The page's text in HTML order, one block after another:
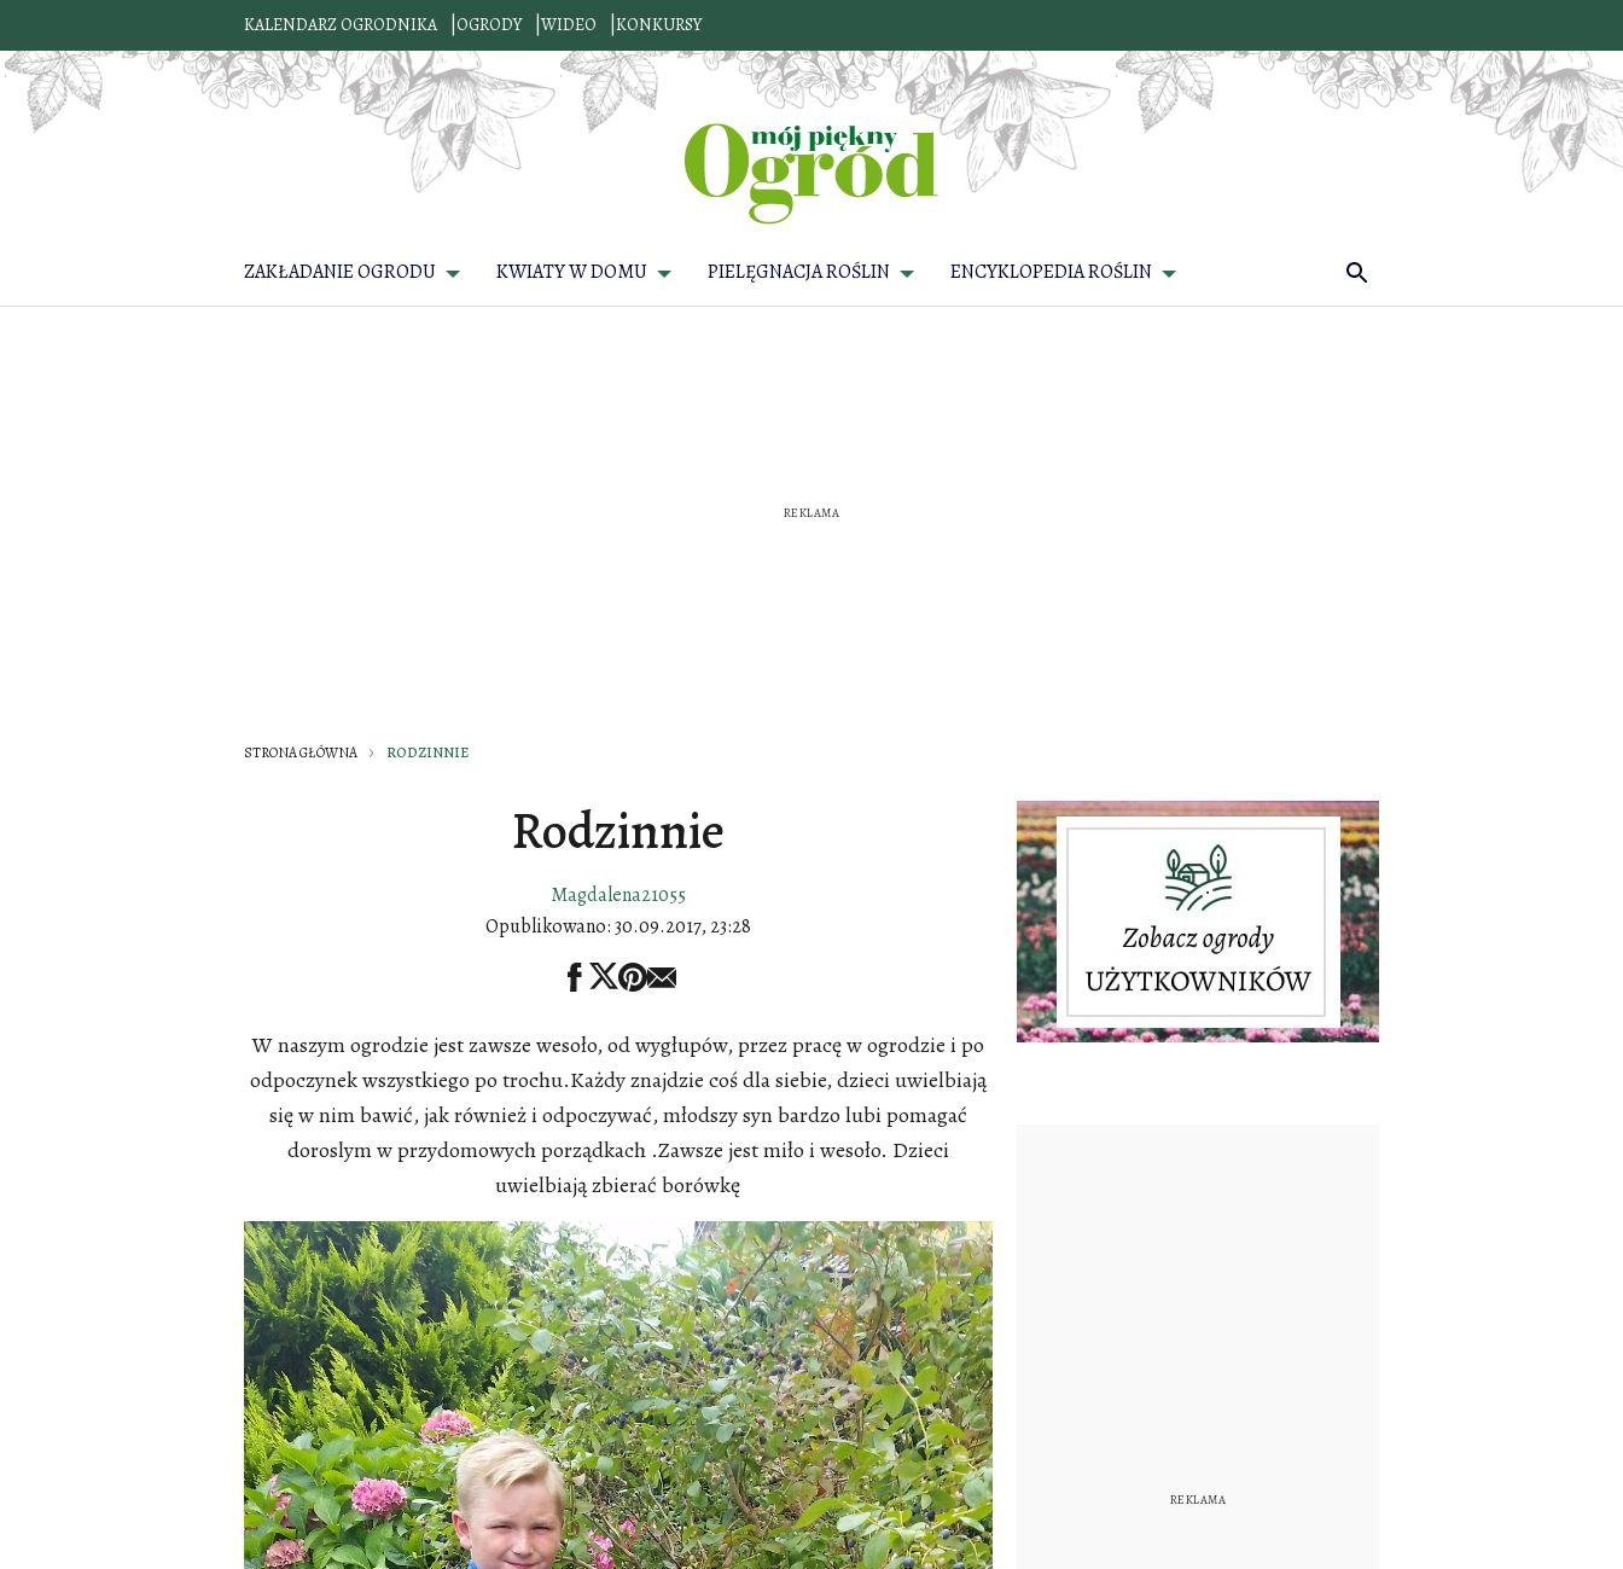
KALENDARZ OGRODNIKA OGRODY WIDEO KONKURSY
ZAKŁADANIE OGRODU KWIATY W DOMU PIELĘGNACJA ROŚLIN ENCYKLOPEDIA ROŚLIN
STRONA GŁÓWNA RODZINNIE
Rodzinnie
Magdalena21055
Opublikowano:30.09.2017, 23:28
W naszym ogrodzie jest zawsze wesoło, od wygłupów, przez pracę w ogrodzie i po
odpoczynek wszystkiego po trochu.Każdy znajdzie coś dla siebie, dzieci uwielbiają
się w nim bawić, jak również i odpoczywać, młodszy syn bardzo lubi pomagać
doroslym w przydomowych porządkach .Zawsze jest miło i wesoło. Dzieci
uwielbiają zbierać borówkę